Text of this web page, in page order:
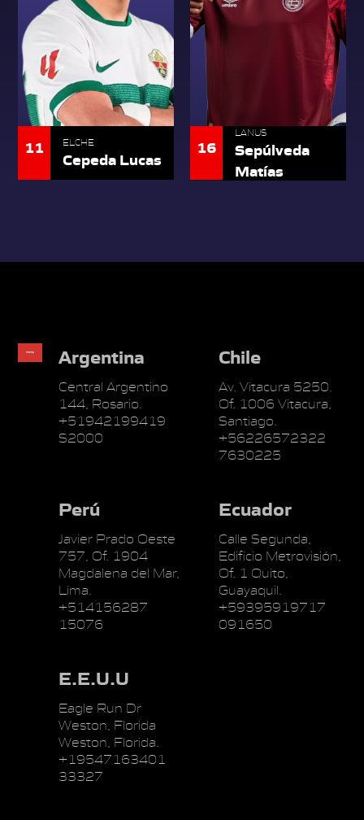
11 ELCHE
Cepeda Lucas
16
LANUS
Sepúlveda
Matías
Argentina
Central Argentino
144, Rosario.
+51942199419
S2000
Chile
Av. Vitacura 5250.
Of. 1006 Vitacura,
Santiago.
+56226572322
7630225
Perú
Javier Prado Oeste
757, Of. 1904
Magdalena del Mar,
Lima.
+514156287
15076
Ecuador
Calle Segunda,
Edificio Metrovisión,
Of. 1 Quito,
Guayaquil.
+59395919717
091650
E.E.U.U
Eagle Run Dr
Weston, Florida
Weston, Florida.
+19547163401
33327